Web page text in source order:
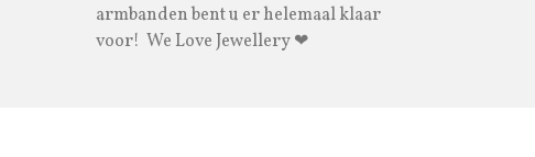
armbanden bent u er helemaal klaar
voor! We Love Jewellery ❤